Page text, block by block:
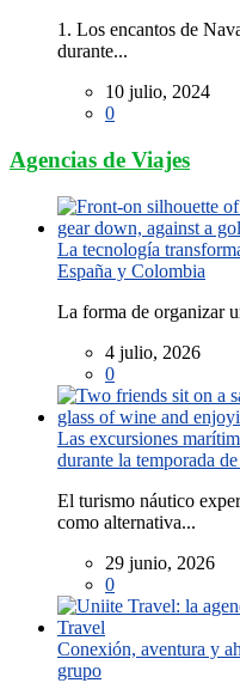
1. Los encantos de
durante...
10 julio, 2024
0
Agencias de Viajes
La tecnología
España y Colombia
La forma de organizar
4 julio, 2026
0
Las excursiones
durante la temporada
El turismo náutico
como alternativa...
29 junio, 2026
0
Conexión, aventura y
grupo